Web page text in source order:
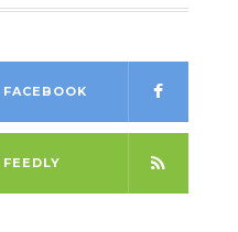
FACEBOOK
FEEDLY